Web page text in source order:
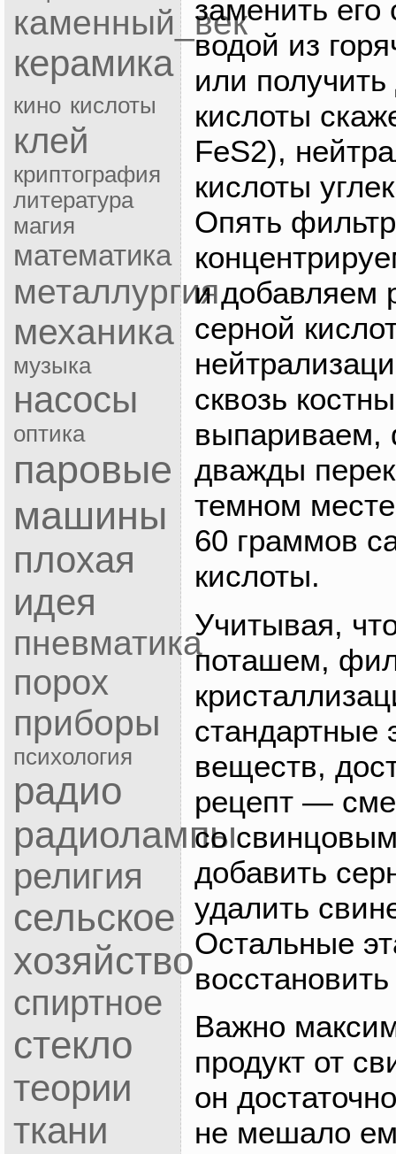
каменный_век
керамика
кино кислоты
клей
криптография
литература
магия
математика
металлургия
механика
музыка
насосы
оптика
паровые
машины
плохая
идея
пневматика
порох
приборы
психология
радио
радиолампы
религия
сельское
хозяйство
спиртное
стекло
теории
ткани
заменить
водой из
или
кислоты
FeS2),
кислоты
Опять
и добавляем
серной
сквозь
выпариваем,
дважды
темном
60 граммов
кислоты.
Учитывая,
поташем,
стандартные
веществ,
рецепт —
со
добавить
удалить
Остальные
Важно
продукт от
он
не мешало